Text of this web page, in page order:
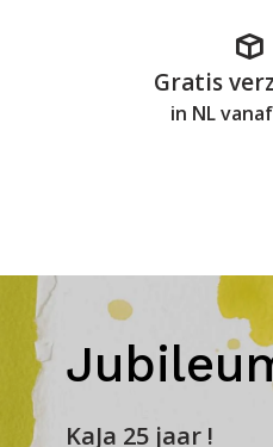
Gratis
in NL
KaJa 25 jaar !